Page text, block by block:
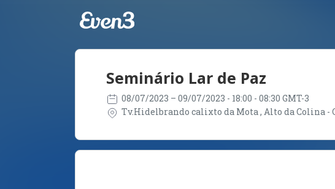
Seminário Lar de Paz
08/07/2023 – 09/07/2023 - 18:00 - 08:30 GMT-3
Tv.Hidelbrando calixto da Mota , Alto da Colina -